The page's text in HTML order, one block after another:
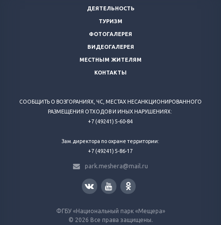
ФГБУ «Национальный парк «Мещера»
© 2026 Все права защищены.
ДЕЯТЕЛЬНОСТЬ
ТУРИЗМ
ФОТОГАЛЕРЕЯ
ВИДЕОГАЛЕРЕЯ
МЕСТНЫМ ЖИТЕЛЯМ
КОНТАКТЫ
СООБЩИТЬ О ВОЗГОРАНИЯХ, ЧС, МЕСТАХ НЕСАНКЦИОНИРОВАННОГО
РАЗМЕЩЕНИЯ ОТХОДОВ И ИНЫХ НАРУШЕНИЯХ:
+7 (49241) 5-60-84
Зам.директора по охране территории:
+7 (49241) 5-86-17
park.meshera@mail.ru